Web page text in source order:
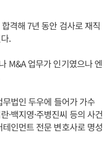
격해 7년 동안 검사로 재직
.
M&A 업무가 인기였으나 엔
법인 두우에 들어가 가수
·백지영·주병진씨 등의 사건
인먼트 전문 변호사로 명성